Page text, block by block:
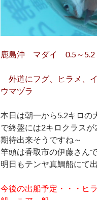
鹿島沖 マダイ 0.5～
外道にフグ、ヒラメ、
ウマヅラ
本日は朝一から5.2キロの
で終盤には2キロクラス
期待出来そうですね～
竿頭は香取市の伊藤さんで
明日もテンヤ真鯛船にて
今後の出船予定・・・ヒ